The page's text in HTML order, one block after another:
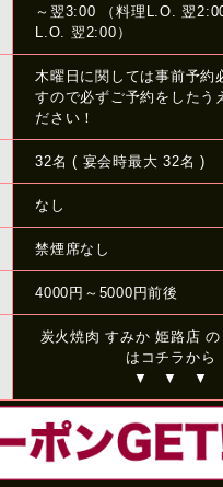
～翌3:00 （料理L.O. 翌
L.O. 翌2:00）
木曜日に関しては事前予約
すので必ずご予約をしたう
ださい！
32名 ( 宴会時最大 32名 )
なし
禁煙席なし
4000円～5000円前後
炭火焼肉 すみか 姫路店
はコチラから
▼ ▼ ▼